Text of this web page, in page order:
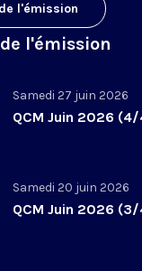
l'émission
l'émission
Samedi 27 juin 2026
QCM Juin 2026
Samedi 20 juin 2026
QCM Juin 2026